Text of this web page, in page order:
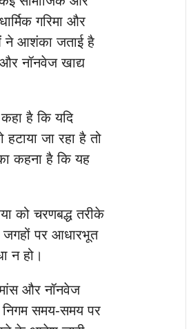
गरिमा और
ने आशंका जताई है
नॉनवेज खाद्य
है कि यदि
जा रहा है तो
कहना है कि यह
को चरणबद्ध तरीके
जगहों पर आधारभूत
न हो।
मांस और नॉनवेज
निगम समय-समय पर